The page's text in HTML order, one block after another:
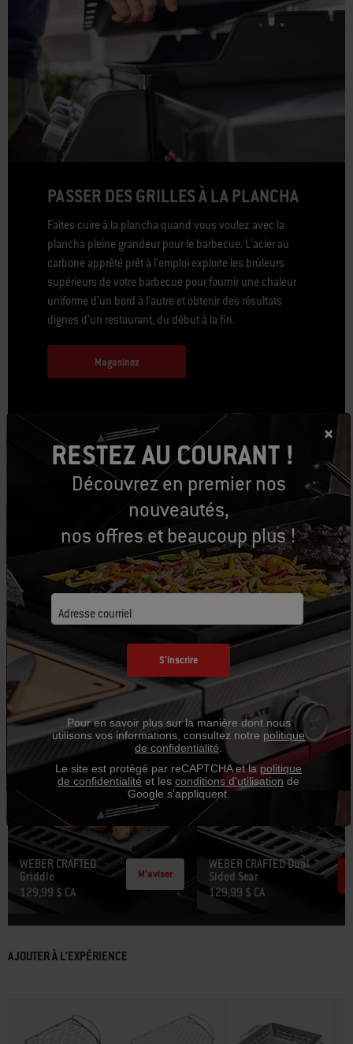
PASSER DES GRILLES À LA PLANCHA
Faites cuire à la plancha quand vous voulez avec la
plancha pleine grandeur pour le barbecue. L’acier au
carbone apprêté prêt à l’emploi exploite les brûleurs
supérieurs de votre barbecue pour fournir une chaleur
uniforme d’un bord à l’autre et obtenir des résultats
dignes d’un restaurant, du début à la fin.
Magasinez
Découvrez de nouvelles
façons de cuisiner sur
votre barbecue!
Saisir, rôtir, cuire à la vapeur, croustiller, cuire au four et
plus encore! Avec notre nouvelle collection Cuisine
d'extérieur WEBER CRAFTED, vous pouvez cuisiner tout ce
que vous pouvez imaginer, là où vous voulez être... à
l'extérieur.
WEBER CRAFTED
Griddle
129,99 $ CA
M’aviser
WEBER CRAFTED Dual
Sided Sear
129,99 $ CA
AJOUTER À L'EXPÉRIENCE
RESTEZ AU COURANT !
Découvrez en premier nos
nouveautés,
nos offres et beaucoup plus !
Adresse courriel
S'inscrire
Pour en savoir plus sur la manière dont nous
utilisons vos informations, consultez notre politique
de confidentialité
Le site est protégé par reCAPTCHA et la politique
de confidentialité et les conditions d'utilisation de
Google s'appliquent.